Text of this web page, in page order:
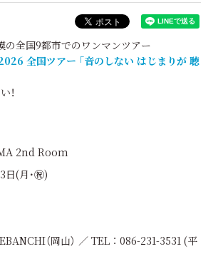
の全国9都市でのワンマンツアー
全国ツアー ｢音のしない はじまりが 聴
！
2nd Room
(月･㊗)
（岡山） ／ TEL ： 086-231-3531 (平